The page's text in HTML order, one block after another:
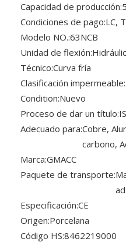
Capacidad de producción:
Condiciones de pago:LC,
Modelo NO.:63NCB
Unidad de flexión:
Técnico:Curva fría
Clasificación impermeable:
Condition:Nuevo
Proceso de dar un título:
Adecuado para:Cobre,
carbono,
Marca:GMACC
Paquete de transporte:
Especificación:CE
Origen:Porcelana
Código HS:8462219000